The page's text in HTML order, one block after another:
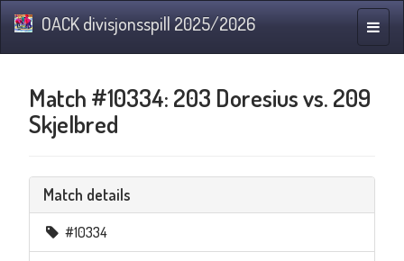
Toggle
OACK divisjonsspill 2025/2026
Match #10334: 203 Doresius vs. 209
Skjelbred
Match details
#10334